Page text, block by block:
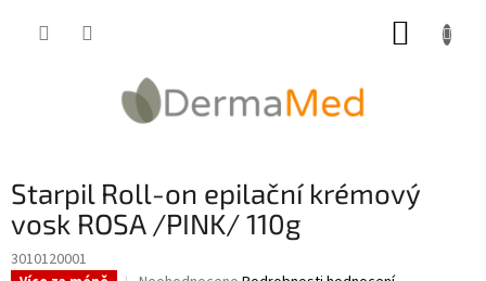
Starpil Roll-on epilační krémový
vosk ROSA /PINK/ 110g
3010120001